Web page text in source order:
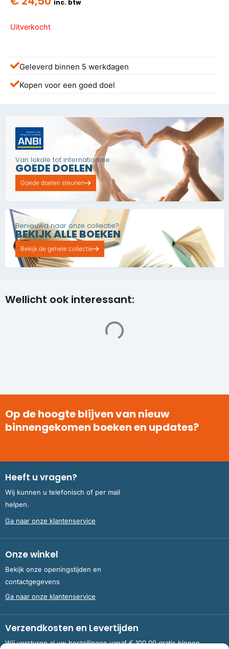
inc. btw
Uitverkocht
Geleverd binnen 5 werkdagen
Kopen voor een goed doel
Van lokale tot internationale
GOEDE DOELEN
Goede doelen steunen
Benieuwd naar onze collectie?
BEKIJK ALLE BOEKEN
Bekijk de gehele collectie
Wellicht ook interessant:
Op de hoogte blijven van nieuw
binnengekomen boeken en updates?
Heeft u vragen?
Wij kunnen u telefonisch of per mail
helpen.
Ga naar onze klantenservice
Onze winkel
Bekijk onze openingstijden en
contactgegevens
Ga naar onze klantenservice
Verzendkosten en Levertijden
Wij versturen al uw bestellingen vanaf € 100,00 gratis binnen